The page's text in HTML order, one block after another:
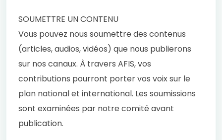
SOUMETTRE UN CONTENU
Vous pouvez nous soumettre des contenus
(articles, audios, vidéos) que nous publierons
sur nos canaux. À travers AFIS, vos
contributions pourront porter vos voix sur le
plan national et international. Les soumissions
sont examinées par notre comité avant
publication.